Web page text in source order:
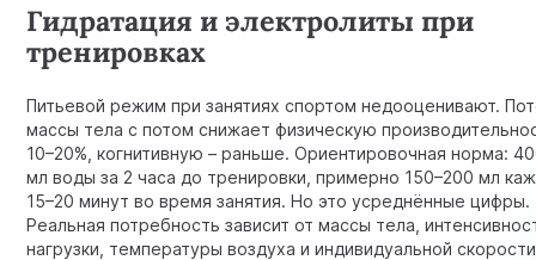
Гидратация и электролиты при
тренировках
Питьевой режим при занятиях спортом недооценивают.
массы тела с потом снижает физическую
10–20%, когнитивную – раньше. Ориентировочная норма:
мл воды за 2 часа до тренировки, примерно 150–200 мл
15–20 минут во время занятия. Но это усреднённые цифры.
Реальная потребность зависит от массы тела,
нагрузки, температуры воздуха и индивидуальной скорости